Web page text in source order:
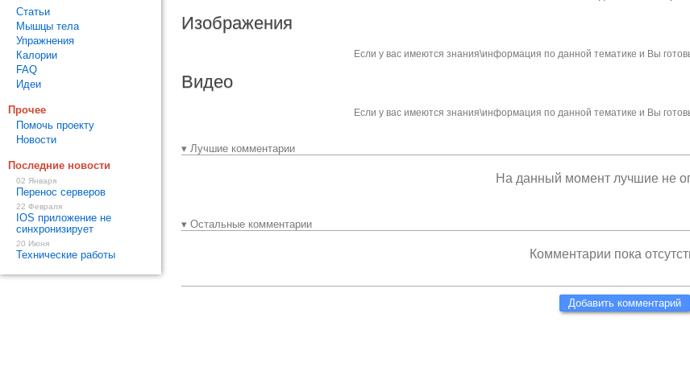
Изображения
Если у вас имеются знания\информация по данной тематике и Вы
Видео
Если у вас имеются знания\информация по данной тематике и Вы
▾ Лучшие комментарии
На данный момент лучшие не
▾ Остальные комментарии
Комментарии пока
Добавить комментарий
Статьи
Мышцы тела
Упражнения
Калории
FAQ
Идеи
Прочее
Помочь проекту
Новости
Последние новости
02 Января
Перенос серверов
22 Февраля
IOS приложение не
синхронизирует
20 Июня
Технические работы